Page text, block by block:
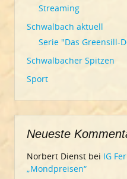
Streaming
Schwalbach aktuell
Serie "Das Greensill-
Schwalbacher Spitzen
Sport
Neueste
Norbert Dienst bei IG
„Mondpreisen“